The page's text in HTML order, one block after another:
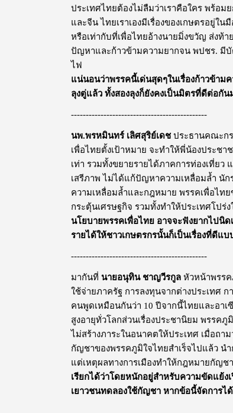
ประเทศไทยต้องไม่ลืมว่าเราคือใคร พร้อม
และจีน ไทยเราเองมีเรื่องของเกษตรอยู่ใ
หรือเท่ากับที่เพื่อไทยอ้างนายมิ่งขวัญ ส่งท้
ปัญหาและก้าวข้ามความยากจน พปชร. มี
ไฟ
แน่นอนว่าพรรคนี้เด่นสุดๆในเรื่องก้าวข้าม
ลุงตู่แล้ว ทั้งสองลุงก็ยังคงเป็นมิตรที่ดีต่อกั
----------------------------------------------
นพ.พรหมินทร์ เลิศสุริย์เดชประธานคณะกร
เพื่อไทยตั้งเป้าหมาย จะทำให้พี่น้องประช
เท่า รวมทั้งขยายรายได้ภาคการท่องเที่ย
เสรีภาพ ไม่ได้แก้ปัญหาความเหลื่อมล้ำ นัก
ความเหลื่อมล้ำและกฎหมาย พรรคเพื่อไท
กระตุ้นเศรษฐกิจ รวมทั้งทำให้ประเทศโปร่
นโยบายพรรคเพื่อไทย อาจจะฟังยากไปนิด
รายได้ให้ชาวเกษตรกรนั้นก็เป็นเรื่องที่ดีแ
----------------------------------------------
มากันที่ นายอนุทิน ชาญวีรกูล หัวหน้าพรรค
ใช้จ่ายภาครัฐ การลงทุนจากต่างประเทศ
คนพูดเหมือนกันว่า 10 ปีจากนี้ไทยและอาเ
สูงอายุทั่วโลกส่วนเรื่องประชานิยม พรรค
ไม่สร้างภาระในอนาคตให้ประเทศ เมื่อถ
กัญชาของพรรคภูมิใจไทยสำเร็จไปแล้ว
แต่เหตุผลทางการเมืองทำให้กฎหมายกัญ
เรียกได้ว่าโดยหนักอยู่สำหรับความขัดแย้ง
เยาวชนทดลองใช้กัญชา หากข้อนี้จัดการไ